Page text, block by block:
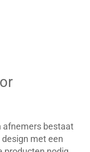
afnemers bestaat
met een